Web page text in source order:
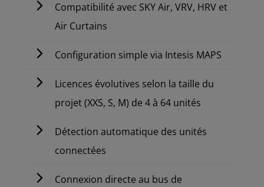
Compatibilité avec SKY Air, VRV, HRV et
Air Curtains
Configuration simple via Intesis MAPS
Licences évolutives selon la taille du
projet (XXS, S, M) de 4 à 64 unités
Détection automatique des unités
connectées
Connexion directe au bus de